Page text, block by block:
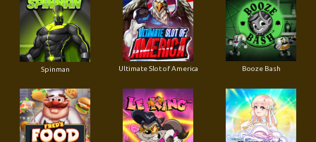
Spinman Ultimate Slot of America Booze Bash